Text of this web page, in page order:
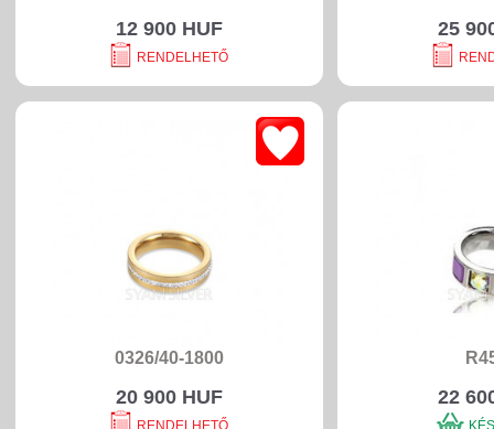
12 900 HUF
RENDELHETŐ
25
0326/40-1800
20 900 HUF
RENDELHETŐ
22